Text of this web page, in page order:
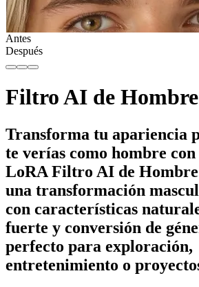
Antes
Después
Filtro AI de Hombre
Transforma tu apariencia
te verías como hombre
LoRA Filtro AI de
una transformación
con características
fuerte y conversión de
perfecto para exploración,
entretenimiento o